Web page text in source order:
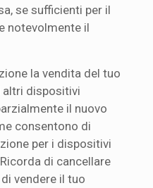
se sufficienti per il
notevolmente il
la vendita del tuo
altri dispositivi
il nuovo
consentono di
per i dispositivi
di cancellare
vendere il tuo